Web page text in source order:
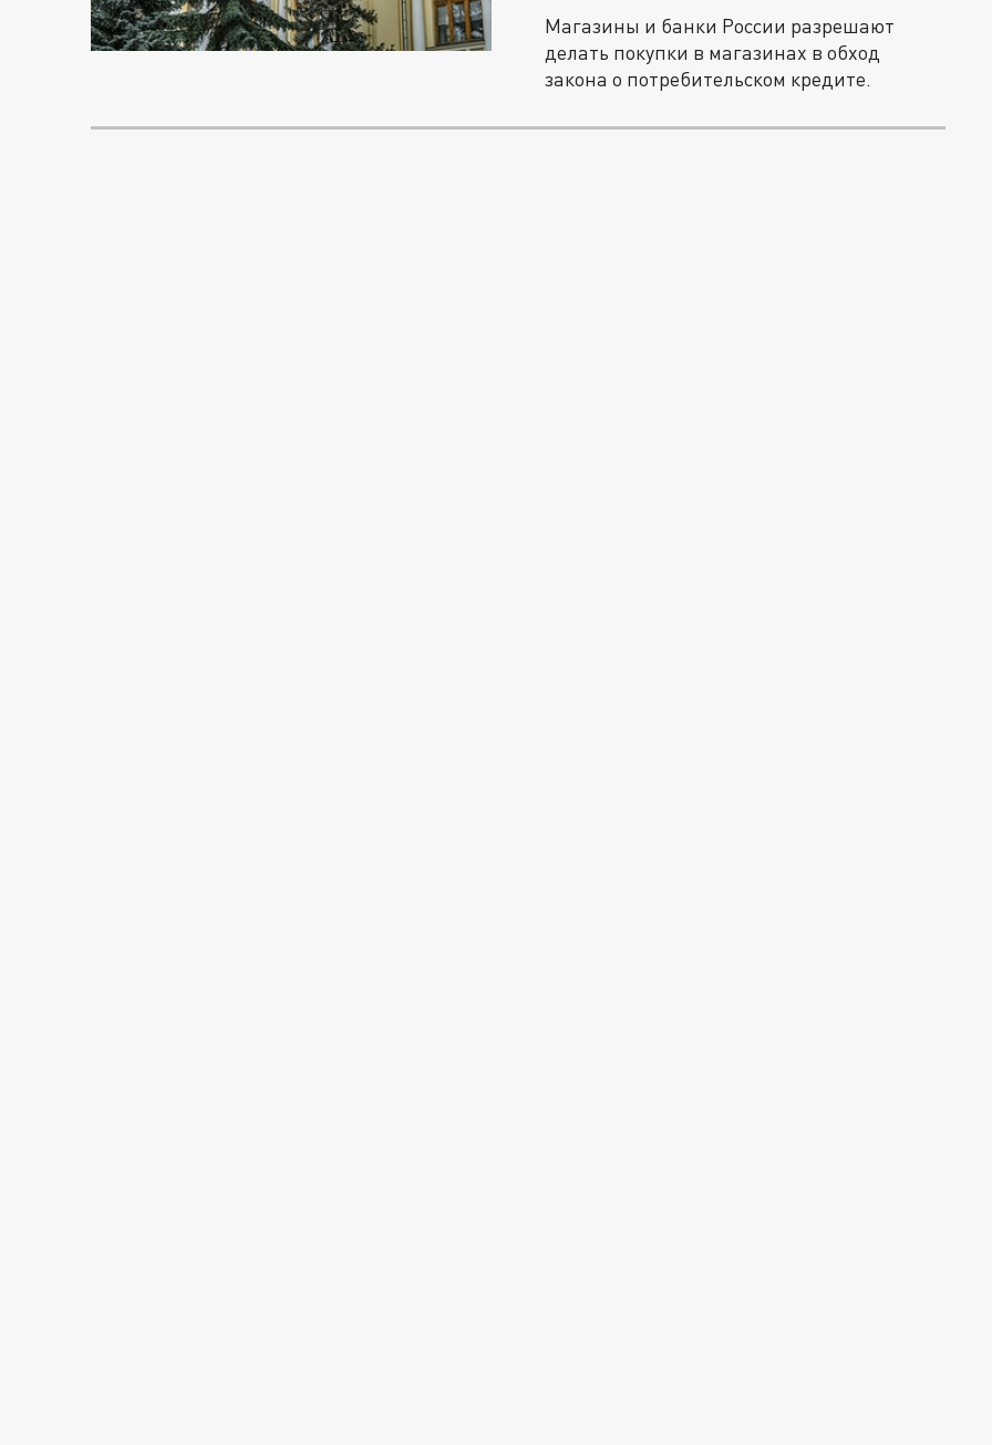
Магазины и банки России разрешают
делать покупки в магазинах в обход
закона о потребительском кредите.